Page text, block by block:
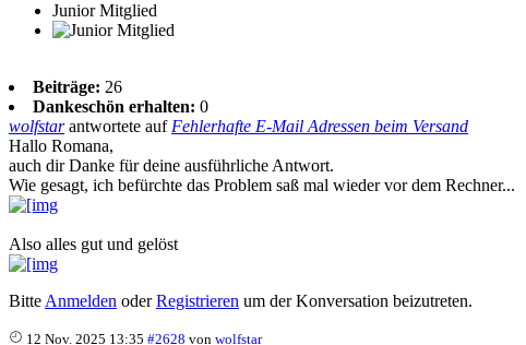
Junior Mitglied
Beiträge: 26
Dankeschön erhalten: 0
wolfstarantwortete aufFehlerhafte E-Mail Adressen beim Versand
Hallo Romana,
auch dir Danke für deine ausführliche Antwort.
Wie gesagt, ich befürchte das Problem saß mal wieder vor dem Rechner...
Also alles gut und gelöst
BitteAnmelden oderRegistrieren um der Konversation beizutreten.
12 Nov. 2025 13:35 #2628 vonwolfstar